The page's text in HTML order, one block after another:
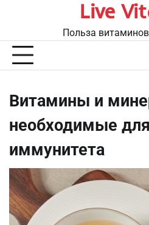
Live
Польза
Витамины и
необходимые
иммунитета